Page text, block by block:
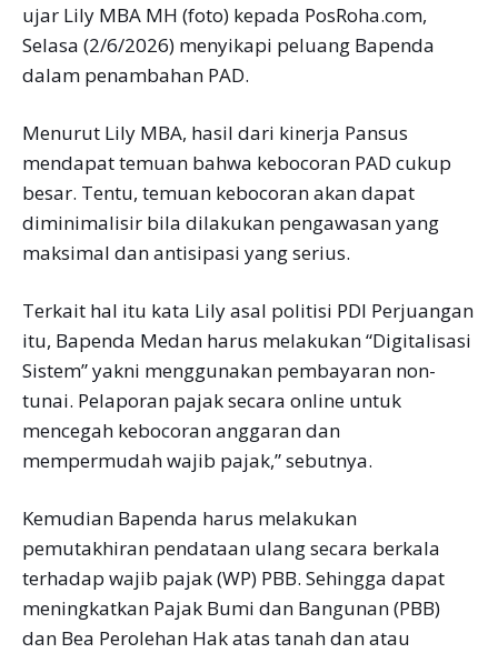
ujar Lily MBA MH (foto) kepada PosRoha.com,
Selasa (2/6/2026) menyikapi peluang Bapenda
dalam penambahan PAD.
Menurut Lily MBA, hasil dari kinerja Pansus
mendapat temuan bahwa kebocoran PAD cukup
besar. Tentu, temuan kebocoran akan dapat
diminimalisir bila dilakukan pengawasan yang
maksimal dan antisipasi yang serius.
Terkait hal itu kata Lily asal politisi PDI Perjuangan
itu, Bapenda Medan harus melakukan “Digitalisasi
Sistem” yakni menggunakan pembayaran non-
tunai. Pelaporan pajak secara online untuk
mencegah kebocoran anggaran dan
mempermudah wajib pajak,” sebutnya.
Kemudian Bapenda harus melakukan
pemutakhiran pendataan ulang secara berkala
terhadap wajib pajak (WP) PBB. Sehingga dapat
meningkatkan Pajak Bumi dan Bangunan (PBB)
dan Bea Perolehan Hak atas tanah dan atau